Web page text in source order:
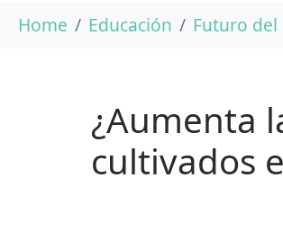
Saltar al contenido principal
Usted está aquí:
Home Educación Futuro
¿Aumenta
cultivados